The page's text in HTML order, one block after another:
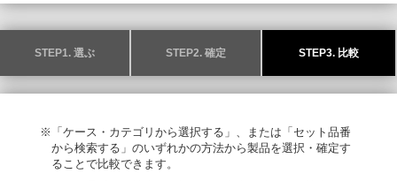
STEP1. 選ぶ STEP2. 確定 STEP3. 比較
※「ケース・カテゴリから選択する」、または「セット品番
から検索する」のいずれかの方法から製品を選択・確定す
ることで比較できます。